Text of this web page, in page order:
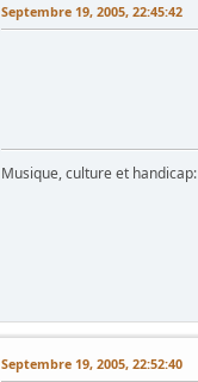
Septembre 19, 2005, 22:45:42
Musique, culture et handicap:
Septembre 19, 2005, 22:52:40